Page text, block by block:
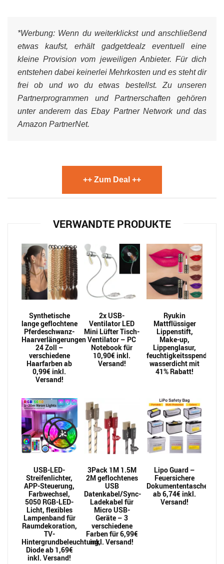
*Werbung: Wenn du weiterklickst und anschließend
etwas kaufst, erhält gadgetdealz eventuell eine
kleine Provision vom jeweiligen Anbieter. Für dich
entstehen dabei keinerlei Mehrkosten und es steht dir
frei ob und wo du etwas bestellst. Zu unseren
Partnerprogrammen und Partnerschaften gehören
unter anderem das Ebay Partner Network und das
Amazon PartnerNet.
++ Zum Deal ++
VERWANDTE PRODUKTE
Synthetische
lange geflochtene
Pferdeschwanz-
Haarverlängerungen
24 Zoll –
verschiedene
Haarfarben ab
0,99€ inkl.
Versand!
2x USB-
Ventilator LED
Mini Lüfter Tisch-
Ventilator – PC
Notebook für
10,90€ inkl.
Versand!
Ryukin
Mattflüssiger
Lippenstift,
Make-up,
Lippenglasur,
feuchtigkeitsspendend,
wasserdicht mit
41% Rabatt!
USB-LED-
Streifenlichter,
APP-Steuerung,
Farbwechsel,
5050 RGB-LED-
Licht, flexibles
Lampenband für
Raumdekoration,
TV-
Hintergrundbeleuchtung,
Diode ab 1,69€
inkl. Versand!
3Pack 1M 1.5M
2M geflochtenes
USB
Datenkabel/Sync-
Ladekabel für
Micro USB-
Geräte – 3
verschiedene
Farben für 6,99€
inkl. Versand!
Lipo Guard –
Feuersichere
Dokumententaschen
ab 6,74€ inkl.
Versand!